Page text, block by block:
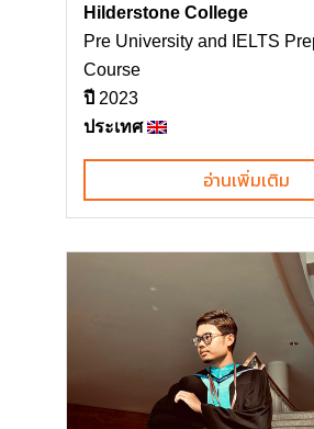
Hilderstone College
Pre University and IELTS
Course
ปี 2023
ประเทศ
อ่านเพิ่มเติม